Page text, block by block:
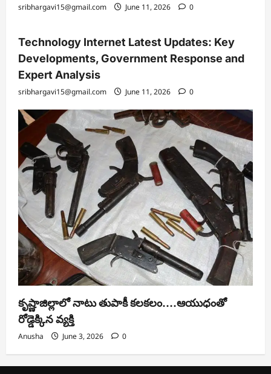
sribhargavi15@gmail.com June 11, 2026 0
Technology Internet Latest Updates: Key
Developments, Government Response and
Expert Analysis
sribhargavi15@gmail.com June 11, 2026 0
కృష్ణాజిల్లాలో నాటు తుపాకీ కలకలం….ఆయుధంతో
రోడ్డెక్కిన వ్యక్తి
Anusha June 3, 2026 0